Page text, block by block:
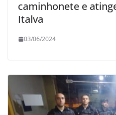
caminhonete e
Italva
03/06/2024